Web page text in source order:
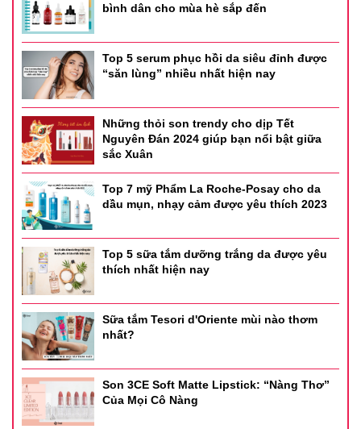
CÁCH DÙNG
Đặt chai nước khoáng song song mặt, cách mặt khoảng 1 gang
tay, xịt đều 1 vòng khắp gương mặt, vỗ nhẹ khoảng 30 giây.
Thể tích: 150ml
Xuất xứ: Pháp
Thương hiệu: Evoluderm
bình dân cho mùa hè sắp đến
Top 5 serum phục hồi da siêu đỉnh được
“săn lùng” nhiều nhất hiện nay
Những thỏi son trendy cho dịp Tết
Nguyên Đán 2024 giúp bạn nổi bật giữa
sắc Xuân
Top 7 mỹ Phẩm La Roche-Posay cho da
dầu mụn, nhạy cảm được yêu thích 2023
Top 5 sữa tắm dưỡng trắng da được yêu
thích nhất hiện nay
Sữa tắm Tesori d'Oriente mùi nào thơm
nhất?
Son 3CE Soft Matte Lipstick: “Nàng Thơ”
Của Mọi Cô Nàng